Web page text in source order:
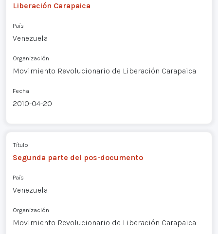
Liberación Carapaica
País
Venezuela
Organización
Movimiento Revolucionario de Liberación Carapaica
Fecha
2010-04-20
Título
Segunda parte del pos-documento
País
Venezuela
Organización
Movimiento Revolucionario de Liberación Carapaica